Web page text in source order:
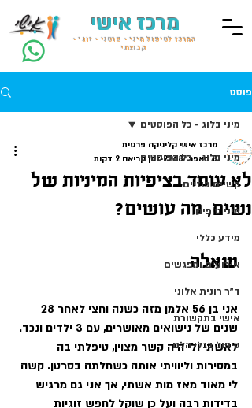
המרכז לטיפול מיני • פרטני • זוגי •
קבוצתי
מרכז אישי
פוסט
מיני בלוג - כל הפוסטים
קשיים פיזיים
מיני טיפים
מידע כללי
אירועים ומפגשים
ד״ר רונית אלוני
אישי בתקשורת
טיפול בגלי הלם
מיני בלוג - כל הפוסטים
לא עומד בציפיות המיניות של
נשים, מה עושים?
מרכז אישי קליניקה פרטית
8 באפר׳ 2018
זמן קריאה 2 דקות
שאלה
שנים של נישואים מאושרים, עם 3 ילדים ונכד.
לאשתי ולי היה קשר מצוין, טיפלתי בה
במסירות וליוויתי אותה כשחלתה בסרטן. קשה
לי מאוד מאז מות אשתי, אך אני גם מרגיש
בדידות רבה ועל כן שוקל לחפש זוגיות